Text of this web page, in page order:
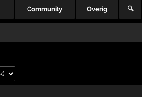
Community Overig 🔍